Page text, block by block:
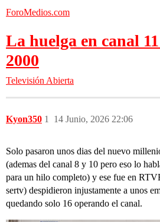
ForoMedios.com
La huelga en canal
2000
Televisión Abierta
Kyon350 14 Junio, 2026 22:06
1
Solo pasaron unos dias del nuevo
(ademas del canal 8 y 10 pero eso lo
para un hilo completo) y ese fue en
sertv) despidieron injustamente a unos
quedando solo 16 operando el canal.